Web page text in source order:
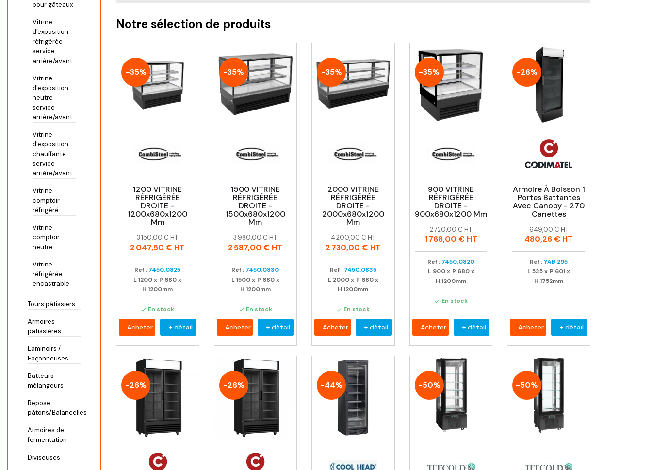
pour gâteaux
Vitrine
d'exposition
réfrigérée
service
arrière/avant
Vitrine
d'exposition
neutre
service
arrière/avant
Vitrine
d'exposition
chauffante
service
arrière/avant
Vitrine
comptoir
réfrigéré
Vitrine
comptoir
neutre
Vitrine
réfrigérée
encastrable
Tours pâtissiers
Armoires
pâtissières
Laminoirs /
Façonneuses
Batteurs
mélangeurs
Repose-
pâtons/Balancelles
Armoires de
fermentation
Diviseuses
Notre sélection de produits
-35%
1200 VITRINE
RÉFRIGÉRÉE
DROITE -
1200x680x1200
Mm
Prix
Prix
habituel
3 150,00 € HT
2 047,50 € HT
Ref : 7450.0825
L 1200 x P 680 x
H 1200mm
 En stock
Acheter + détail
-35%
1500 VITRINE
RÉFRIGÉRÉE
DROITE -
1500x680x1200
Mm
Prix
Prix
habituel
3 980,00 € HT
2 587,00 € HT
Ref : 7450.0830
L1500x P 680x
H 1200mm
 En stock
Acheter + détail
-35%
2000 VITRINE
RÉFRIGÉRÉE
DROITE -
2000x680x1200
Mm
Prix
Prix
habituel
4 200,00 € HT
2 730,00 €HT
Ref : 7450.0835
L 2000x P 680x
H 1200mm
 En stock
Acheter + détail
-35%
900 VITRINE
RÉFRIGÉRÉE
DROITE -
900x680x1200 Mm
Prix
Prix
habituel
2 720,00 € HT
1 768,00 € HT
Ref : 7450.0820
L 900 x P 680 x
H 1200mm
 En stock
Acheter + détail
-26%
Armoire À Boisson 1
Portes Battantes
Avec Canopy - 270
Canettes
Prix
Prix
habituel
649,00 € HT
480,26 € HT
Ref :YAB 295
L535x P 601x
H 1752mm
Acheter + détail
-26% -26% -44% -50% -50%